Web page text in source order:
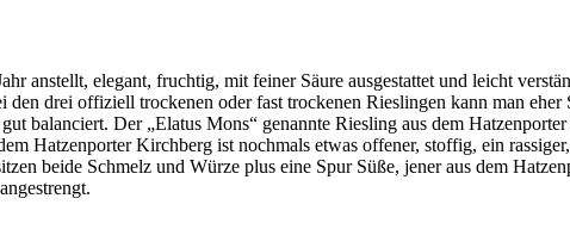
anstellt, elegant, fruchtig, mit feiner Säure ausgestattet und leicht
drei offiziell trockenen oder fast trockenen Rieslingen kann man
balanciert. Der „Elatus Mons“ genannte Riesling aus dem
Hatzenporter Kirchberg ist nochmals etwas offener, stoffig, ein
beide Schmelz und Würze plus eine Spur Süße, jener aus dem